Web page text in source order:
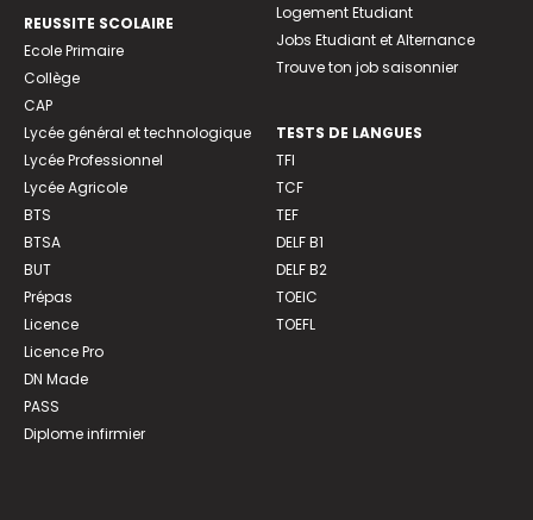
REUSSITE SCOLAIRE
Ecole Primaire
Collège
CAP
Lycée général et technologique
Lycée Professionnel
Lycée Agricole
BTS
BTSA
BUT
Prépas
Licence
Licence Pro
DN Made
PASS
Diplome infirmier
Logement Etudiant
Jobs Etudiant et Alternance
Trouve ton job saisonnier
TESTS DE LANGUES
TFI
TCF
TEF
DELF B1
DELF B2
TOEIC
TOEFL